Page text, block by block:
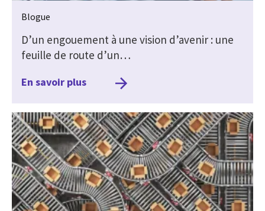
Blogue
D’un engouement à une vision d’avenir : une
feuille de route d’un…
En savoir plus